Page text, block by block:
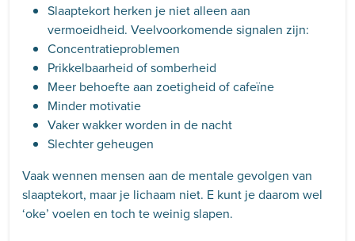
Slaaptekort herken je niet alleen aan
vermoeidheid. Veelvoorkomende signalen zijn:
Concentratieproblemen
Prikkelbaarheid of somberheid
Meer behoefte aan zoetigheid of cafeïne
Minder motivatie
Vaker wakker worden in de nacht
Slechter geheugen
Vaak wennen mensen aan de mentale gevolgen van
slaaptekort, maar je lichaam niet. E kunt je daarom wel
‘oke’ voelen en toch te weinig slapen.